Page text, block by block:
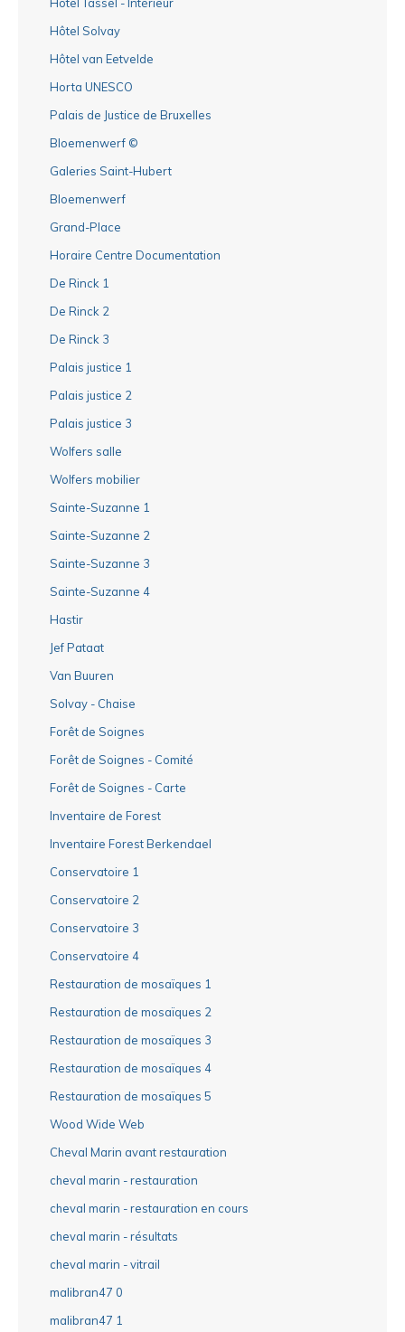
Hôtel Solvay
Hôtel van Eetvelde
Horta UNESCO
Palais de Justice de Bruxelles
Bloemenwerf ©
Galeries Saint-Hubert
Bloemenwerf
Grand-Place
Horaire Centre Documentation
De Rinck 1
De Rinck 2
De Rinck 3
Palais justice 1
Palais justice 2
Palais justice 3
Wolfers salle
Wolfers mobilier
Sainte-Suzanne 1
Sainte-Suzanne 2
Sainte-Suzanne 3
Sainte-Suzanne 4
Hastir
Jef Pataat
Van Buuren
Solvay - Chaise
Forêt de Soignes
Forêt de Soignes - Comité
Forêt de Soignes - Carte
Inventaire de Forest
Inventaire Forest Berkendael
Conservatoire 1
Conservatoire 2
Conservatoire 3
Conservatoire 4
Restauration de mosaïques 1
Restauration de mosaïques 2
Restauration de mosaïques 3
Restauration de mosaïques 4
Restauration de mosaïques 5
Wood Wide Web
Cheval Marin avant restauration
cheval marin - restauration
cheval marin - restauration en cours
cheval marin - résultats
cheval marin - vitrail
malibran47 0
malibran47 1